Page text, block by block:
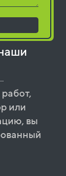
или
вы